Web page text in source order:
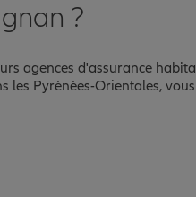
?
agences d'assurance
les Pyrénées-Orientales,